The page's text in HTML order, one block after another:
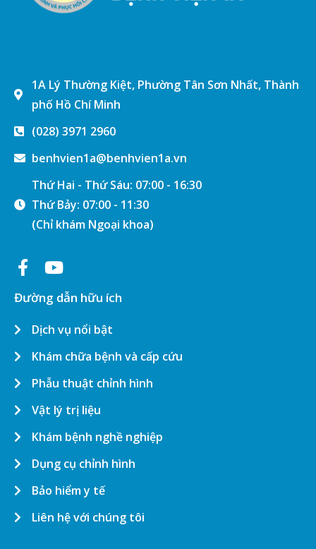
1A Lý Thường Kiệt, Phường Tân Sơn Nhất, Thành
phố Hồ Chí Minh
(028) 3971 2960
benhvien1a@benhvien1a.vn
Thứ Hai - Thứ Sáu: 07:00 - 16:30
Thứ Bảy: 07:00 - 11:30
(Chỉ khám Ngoại khoa)
Đường dẫn hữu ích
Dịch vụ nổi bật
Khám chữa bệnh và cấp cứu
Phẫu thuật chỉnh hình
Vật lý trị liệu
Khám bệnh nghề nghiệp
Dụng cụ chỉnh hình
Bảo hiểm y tế
Liên hệ với chúng tôi